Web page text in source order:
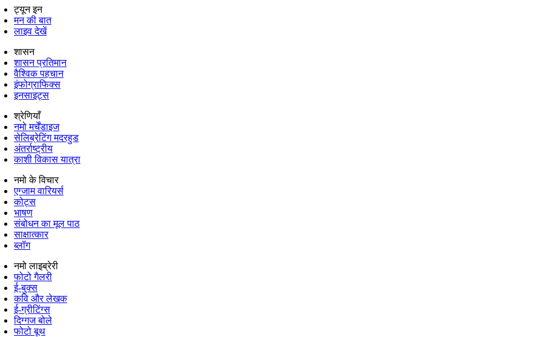
ट्यून इन
मन की बात
लाइव देखें
शासन
शासन प्रतिमान
वैश्विक पहचान
इंफोग्राफिक्स
इनसाइट्स
श्रेणियाँ
नमो मर्चेंडाइज
सेलिब्रेटिंग मदरहुड
अंतर्राष्‍ट्रीय
काशी विकास यात्रा
नमो के विचार
एग्जाम वारियर्स
कोट्स
भाषण
संबोधन का मूल पाठ
साक्षात्कार
ब्लॉग
नमो लाइब्रेरी
फोटो गैलरी
ई-बुक्स
कवि और लेखक
ई-ग्रीटिंग्स
दिग्गज बोले
फोटो बूथ